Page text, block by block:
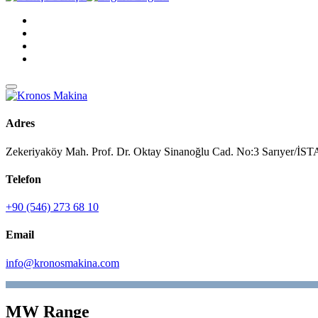
Adres
Zekeriyaköy Mah. Prof. Dr. Oktay Sinanoğlu Cad. No:3 Sarıyer/
Telefon
+90 (546) 273 68 10
Email
info@kronosmakina.com
MW Range